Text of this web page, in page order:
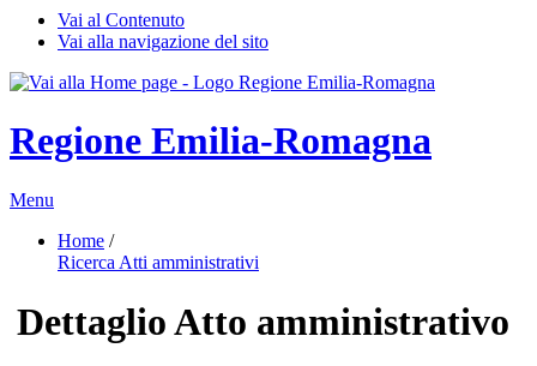
Vai al Contenuto
Vai alla navigazione del sito
Regione Emilia-Romagna
Menu
Home /
Ricerca Atti amministrativi
Dettaglio Atto amministrativo